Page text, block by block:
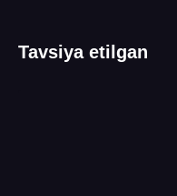
Tavsiya etilgan